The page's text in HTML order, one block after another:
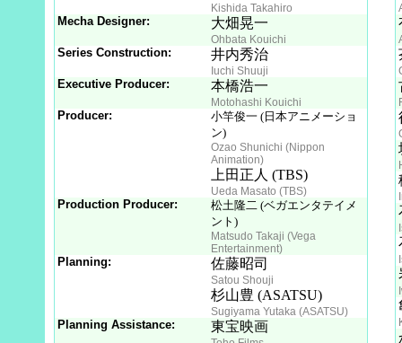
Kishida Takahiro
Mecha Designer: 大畑晃一
Ohbata Kouichi
Series Construction: 井内秀治
Iuchi Shuuji
Executive Producer: 本橋浩一
Motohashi Kouichi
Producer:
小竿俊一 (日本アニメーショ
ン)
Ozao Shunichi (Nippon
Animation)
上田正人 (TBS)
Ueda Masato (TBS)
Production Producer:
松土隆二 (ベガエンタテイメ
ント)
Matsudo Takaji (Vega
Entertainment)
Planning: 佐藤昭司
Satou Shouji
杉山豊 (ASATSU)
Sugiyama Yutaka (ASATSU)
Planning Assistance: 東宝映画